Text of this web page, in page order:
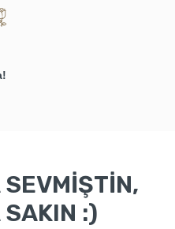
:)